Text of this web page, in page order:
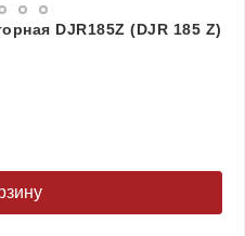
DJR185Z (DJR 185 Z)